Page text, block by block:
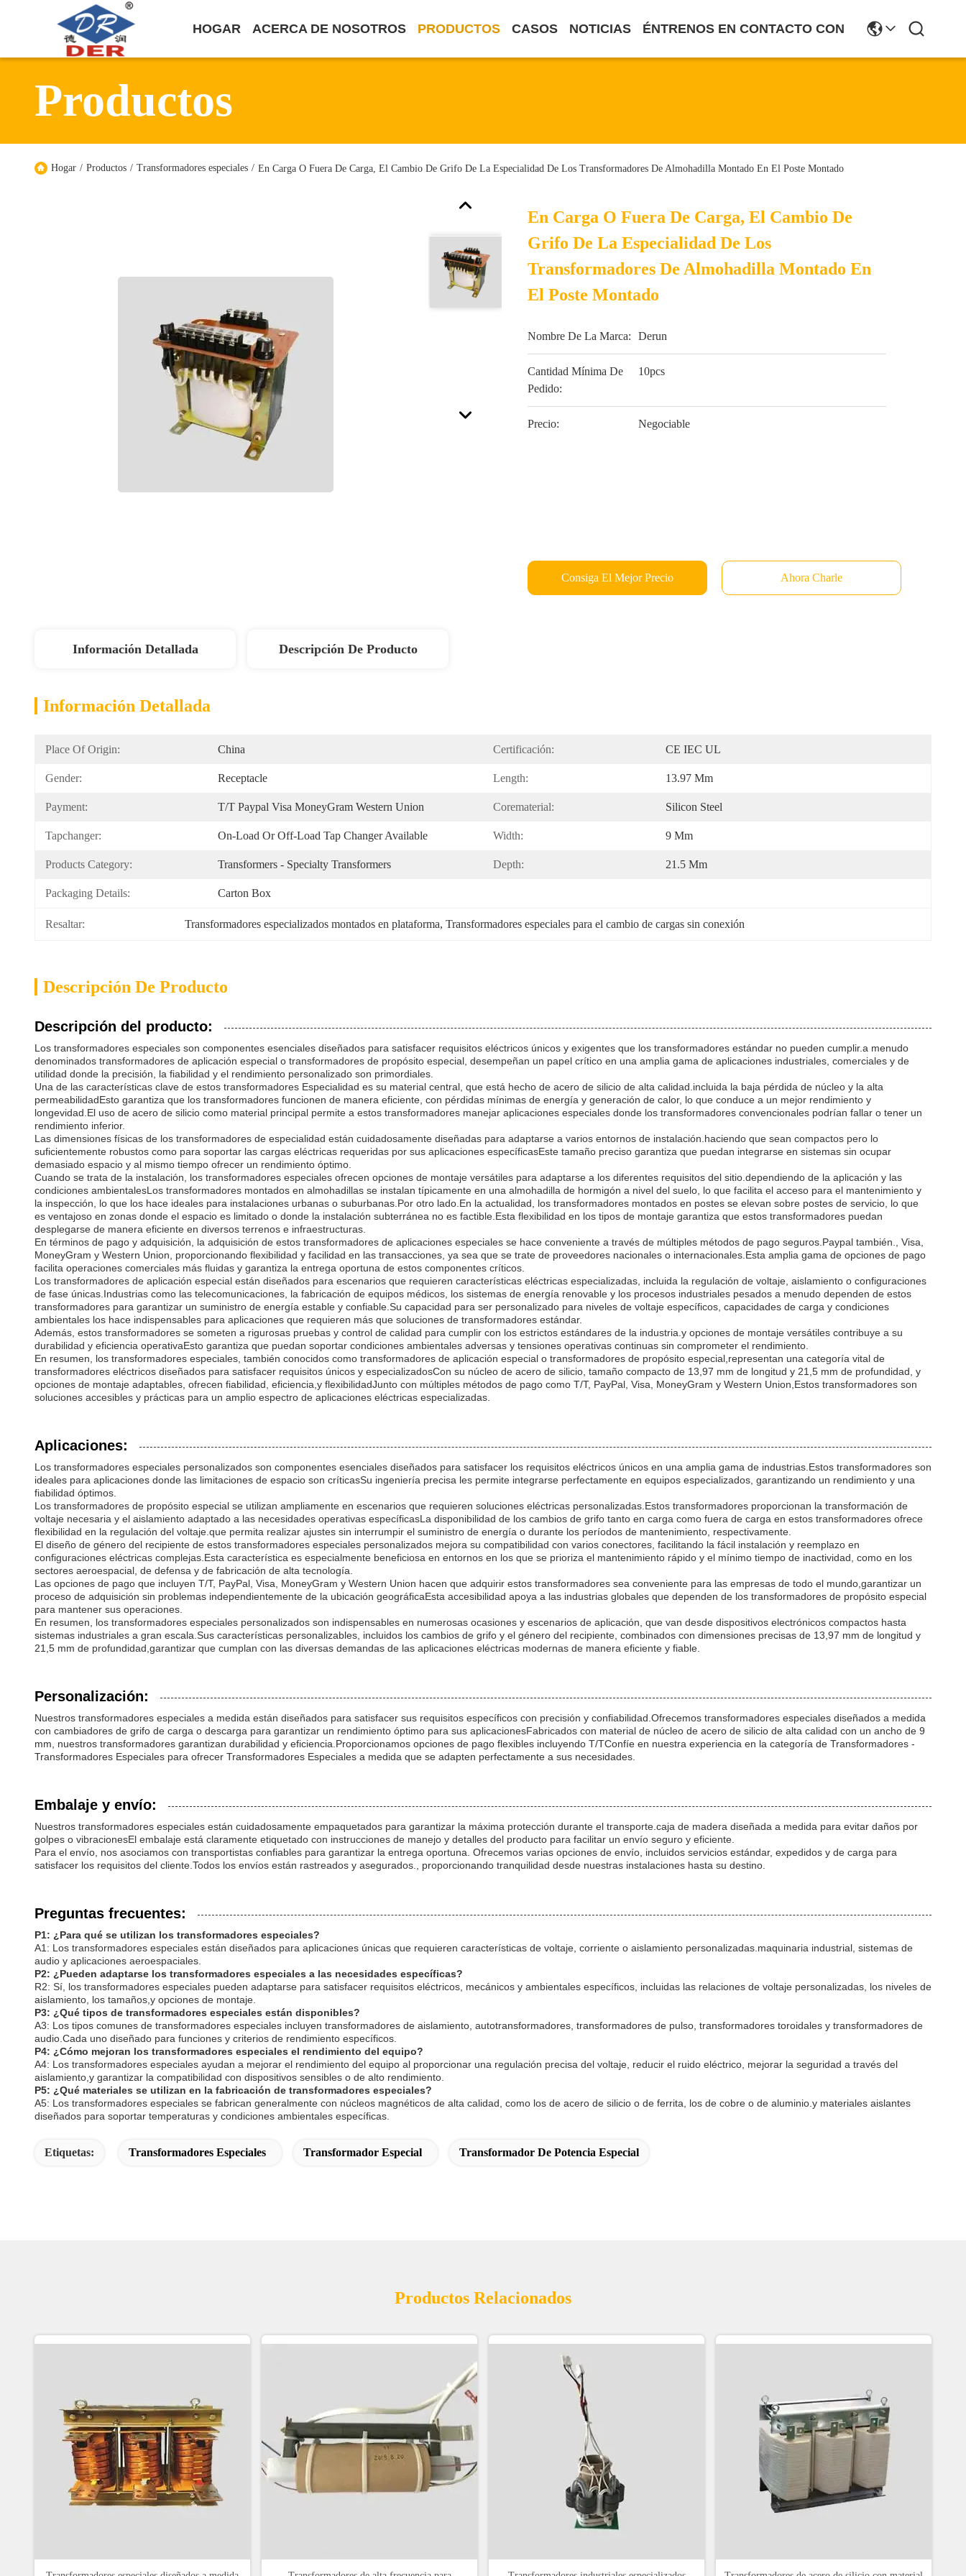
HOGAR ACERCA DE NOSOTROS PRODUCTOS CASOS NOTICIAS ÉNTRENOS EN CONTACTO CON
Productos
Hogar / Productos / Transformadores especiales / En Carga O Fuera De Carga, El Cambio De Grifo De La Especialidad De Los Transformadores De Almohadilla Montado En El Poste Montado
En Carga O Fuera De Carga, El Cambio De
Grifo De La Especialidad De Los
Transformadores De Almohadilla Montado En
El Poste Montado
Nombre De La Marca: Derun
Cantidad Mínima De
Pedido:
10pcs
Precio: Negociable
Consiga El Mejor Precio Ahora Charle
Información Detallada Descripción De Producto
Información Detallada
Place Of Origin: China Certificación: CE IEC UL
Gender: Receptacle Length: 13.97 Mm
Payment: T/T Paypal Visa MoneyGram Western Union Corematerial: Silicon Steel
Tapchanger: On-Load Or Off-Load Tap Changer Available Width: 9 Mm
Products Category: Transformers - Specialty Transformers Depth: 21.5 Mm
Packaging Details: Carton Box
Resaltar: Transformadores especializados montados en plataforma, Transformadores especiales para el cambio de cargas sin conexión
Descripción De Producto
Descripción del producto:
Los transformadores especiales son componentes esenciales diseñados para satisfacer requisitos eléctricos únicos y exigentes que los transformadores estándar no pueden cumplir.a menudo
denominados transformadores de aplicación especial o transformadores de propósito especial, desempeñan un papel crítico en una amplia gama de aplicaciones industriales, comerciales y de
utilidad donde la precisión, la fiabilidad y el rendimiento personalizado son primordiales.
Una de las características clave de estos transformadores Especialidad es su material central, que está hecho de acero de silicio de alta calidad.incluida la baja pérdida de núcleo y la alta
permeabilidadEsto garantiza que los transformadores funcionen de manera eficiente, con pérdidas mínimas de energía y generación de calor, lo que conduce a un mejor rendimiento y
longevidad.El uso de acero de silicio como material principal permite a estos transformadores manejar aplicaciones especiales donde los transformadores convencionales podrían fallar o tener un
rendimiento inferior.
Las dimensiones físicas de los transformadores de especialidad están cuidadosamente diseñadas para adaptarse a varios entornos de instalación.haciendo que sean compactos pero lo
suficientemente robustos como para soportar las cargas eléctricas requeridas por sus aplicaciones específicasEste tamaño preciso garantiza que puedan integrarse en sistemas sin ocupar
demasiado espacio y al mismo tiempo ofrecer un rendimiento óptimo.
Cuando se trata de la instalación, los transformadores especiales ofrecen opciones de montaje versátiles para adaptarse a los diferentes requisitos del sitio.dependiendo de la aplicación y las
condiciones ambientalesLos transformadores montados en almohadillas se instalan típicamente en una almohadilla de hormigón a nivel del suelo, lo que facilita el acceso para el mantenimiento y
la inspección, lo que los hace ideales para instalaciones urbanas o suburbanas.Por otro lado.En la actualidad, los transformadores montados en postes se elevan sobre postes de servicio, lo que
es ventajoso en zonas donde el espacio es limitado o donde la instalación subterránea no es factible.Esta flexibilidad en los tipos de montaje garantiza que estos transformadores puedan
desplegarse de manera eficiente en diversos terrenos e infraestructuras.
En términos de pago y adquisición, la adquisición de estos transformadores de aplicaciones especiales se hace conveniente a través de múltiples métodos de pago seguros.Paypal también., Visa,
MoneyGram y Western Union, proporcionando flexibilidad y facilidad en las transacciones, ya sea que se trate de proveedores nacionales o internacionales.Esta amplia gama de opciones de pago
facilita operaciones comerciales más fluidas y garantiza la entrega oportuna de estos componentes críticos.
Los transformadores de aplicación especial están diseñados para escenarios que requieren características eléctricas especializadas, incluida la regulación de voltaje, aislamiento o configuraciones
de fase únicas.Industrias como las telecomunicaciones, la fabricación de equipos médicos, los sistemas de energía renovable y los procesos industriales pesados a menudo dependen de estos
transformadores para garantizar un suministro de energía estable y confiable.Su capacidad para ser personalizado para niveles de voltaje específicos, capacidades de carga y condiciones
ambientales los hace indispensables para aplicaciones que requieren más que soluciones de transformadores estándar.
Además, estos transformadores se someten a rigurosas pruebas y control de calidad para cumplir con los estrictos estándares de la industria.y opciones de montaje versátiles contribuye a su
durabilidad y eficiencia operativaEsto garantiza que puedan soportar condiciones ambientales adversas y tensiones operativas continuas sin comprometer el rendimiento.
En resumen, los transformadores especiales, también conocidos como transformadores de aplicación especial o transformadores de propósito especial,representan una categoría vital de
transformadores eléctricos diseñados para satisfacer requisitos únicos y especializadosCon su núcleo de acero de silicio, tamaño compacto de 13,97 mm de longitud y 21,5 mm de profundidad, y
opciones de montaje adaptables, ofrecen fiabilidad, eficiencia,y flexibilidadJunto con múltiples métodos de pago como T/T, PayPal, Visa, MoneyGram y Western Union,Estos transformadores son
soluciones accesibles y prácticas para un amplio espectro de aplicaciones eléctricas especializadas.
Aplicaciones:
Los transformadores especiales personalizados son componentes esenciales diseñados para satisfacer los requisitos eléctricos únicos en una amplia gama de industrias.Estos transformadores son
ideales para aplicaciones donde las limitaciones de espacio son críticasSu ingeniería precisa les permite integrarse perfectamente en equipos especializados, garantizando un rendimiento y una
fiabilidad óptimos.
Los transformadores de propósito especial se utilizan ampliamente en escenarios que requieren soluciones eléctricas personalizadas.Estos transformadores proporcionan la transformación de
voltaje necesaria y el aislamiento adaptado a las necesidades operativas específicasLa disponibilidad de los cambios de grifo tanto en carga como fuera de carga en estos transformadores ofrece
flexibilidad en la regulación del voltaje.que permita realizar ajustes sin interrumpir el suministro de energía o durante los períodos de mantenimiento, respectivamente.
El diseño de género del recipiente de estos transformadores especiales personalizados mejora su compatibilidad con varios conectores, facilitando la fácil instalación y reemplazo en
configuraciones eléctricas complejas.Esta característica es especialmente beneficiosa en entornos en los que se prioriza el mantenimiento rápido y el mínimo tiempo de inactividad, como en los
sectores aeroespacial, de defensa y de fabricación de alta tecnología.
Las opciones de pago que incluyen T/T, PayPal, Visa, MoneyGram y Western Union hacen que adquirir estos transformadores sea conveniente para las empresas de todo el mundo,garantizar un
proceso de adquisición sin problemas independientemente de la ubicación geográficaEsta accesibilidad apoya a las industrias globales que dependen de los transformadores de propósito especial
para mantener sus operaciones.
En resumen, los transformadores especiales personalizados son indispensables en numerosas ocasiones y escenarios de aplicación, que van desde dispositivos electrónicos compactos hasta
sistemas industriales a gran escala.Sus características personalizables, incluidos los cambios de grifo y el género del recipiente, combinados con dimensiones precisas de 13,97 mm de longitud y
21,5 mm de profundidad,garantizar que cumplan con las diversas demandas de las aplicaciones eléctricas modernas de manera eficiente y fiable.
Personalización:
Nuestros transformadores especiales a medida están diseñados para satisfacer sus requisitos específicos con precisión y confiabilidad.Ofrecemos transformadores especiales diseñados a medida
con cambiadores de grifo de carga o descarga para garantizar un rendimiento óptimo para sus aplicacionesFabricados con material de núcleo de acero de silicio de alta calidad con un ancho de 9
mm, nuestros transformadores garantizan durabilidad y eficiencia.Proporcionamos opciones de pago flexibles incluyendo T/TConfíe en nuestra experiencia en la categoría de Transformadores -
Transformadores Especiales para ofrecer Transformadores Especiales a medida que se adapten perfectamente a sus necesidades.
Embalaje y envío:
Nuestros transformadores especiales están cuidadosamente empaquetados para garantizar la máxima protección durante el transporte.caja de madera diseñada a medida para evitar daños por
golpes o vibracionesEl embalaje está claramente etiquetado con instrucciones de manejo y detalles del producto para facilitar un envío seguro y eficiente.
Para el envío, nos asociamos con transportistas confiables para garantizar la entrega oportuna. Ofrecemos varias opciones de envío, incluidos servicios estándar, expedidos y de carga para
satisfacer los requisitos del cliente.Todos los envíos están rastreados y asegurados., proporcionando tranquilidad desde nuestras instalaciones hasta su destino.
Preguntas frecuentes:
P1: ¿Para qué se utilizan los transformadores especiales?
A1: Los transformadores especiales están diseñados para aplicaciones únicas que requieren características de voltaje, corriente o aislamiento personalizadas.maquinaria industrial, sistemas de
audio y aplicaciones aeroespaciales.
P2: ¿Pueden adaptarse los transformadores especiales a las necesidades específicas?
R2: Sí, los transformadores especiales pueden adaptarse para satisfacer requisitos eléctricos, mecánicos y ambientales específicos, incluidas las relaciones de voltaje personalizadas, los niveles de
aislamiento, los tamaños,y opciones de montaje.
P3: ¿Qué tipos de transformadores especiales están disponibles?
A3: Los tipos comunes de transformadores especiales incluyen transformadores de aislamiento, autotransformadores, transformadores de pulso, transformadores toroidales y transformadores de
audio.Cada uno diseñado para funciones y criterios de rendimiento específicos.
P4: ¿Cómo mejoran los transformadores especiales el rendimiento del equipo?
A4: Los transformadores especiales ayudan a mejorar el rendimiento del equipo al proporcionar una regulación precisa del voltaje, reducir el ruido eléctrico, mejorar la seguridad a través del
aislamiento,y garantizar la compatibilidad con dispositivos sensibles o de alto rendimiento.
P5: ¿Qué materiales se utilizan en la fabricación de transformadores especiales?
A5: Los transformadores especiales se fabrican generalmente con núcleos magnéticos de alta calidad, como los de acero de silicio o de ferrita, los de cobre o de aluminio.y materiales aislantes
diseñados para soportar temperaturas y condiciones ambientales específicas.
Etiquetas: Transformadores Especiales Transformador Especial Transformador De Potencia Especial
Productos Relacionados